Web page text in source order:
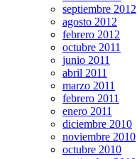
septiembre 2012
agosto 2012
febrero 2012
octubre 2011
junio 2011
abril 2011
marzo 2011
febrero 2011
enero 2011
diciembre 2010
noviembre 2010
octubre 2010